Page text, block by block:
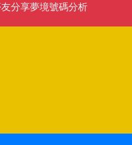
分享夢境號碼分析